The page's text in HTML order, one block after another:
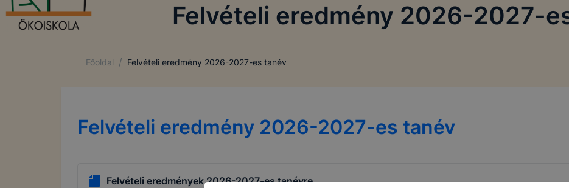
Felvételi eredmény 2026-2027-
Főoldal / Felvételi eredmény 2026-2027-es tanév
Felvételi eredmény 2026-2027-es tanév
Felvételi eredmények 2026-2027-es tanévre